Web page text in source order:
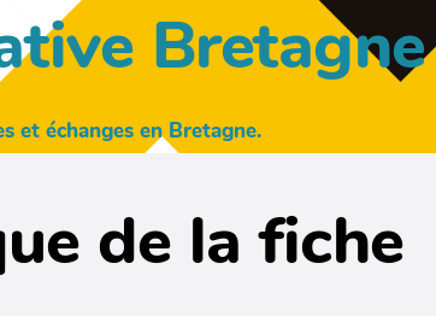
Bretagne
et échanges en Bretagne.
de la fiche